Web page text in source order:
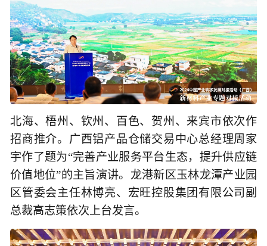
北海、梧州、钦州、百色、贺州、来宾市依次作
招商推介。广西铝产品仓储交易中心总经理周家
宇作了题为“完善产业服务平台生态，提升供应链
价值地位”的主旨演讲。龙港新区玉林龙潭产业园
区管委会主任林博亮、宏旺控股集团有限公司副
总裁高志策依次上台发言。